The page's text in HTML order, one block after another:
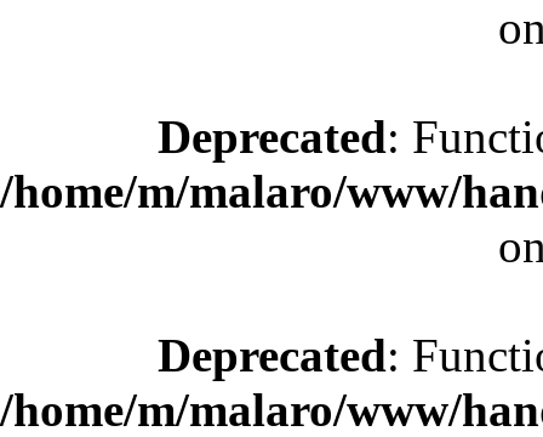
Deprecated:
/home/m/malaro/www/
Deprecated:
/home/m/malaro/www/